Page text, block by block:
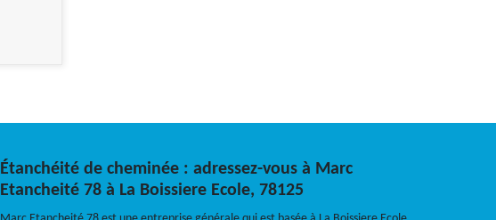
Étanchéité de cheminée : adressez-vous à Marc
Etancheité 78 à La Boissiere Ecole, 78125